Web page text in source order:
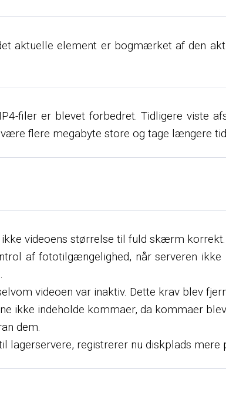
aktuelle element er bogmærket af den
filer er blevet forbedret. Tidligere viste
flere megabyte store og tage længere
videoens størrelse til fuld skærm korrekt.
af fototilgængelighed, når serveren ikke
videoen var inaktiv. Dette krav blev
ikke indeholde kommaer, da kommaer
dem.
lagerservere, registrerer nu diskplads